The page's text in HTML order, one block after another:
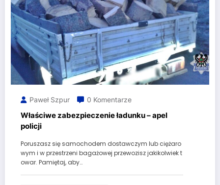
Paweł Szpur 0 Komentarze
Właściwe zabezpieczenie ładunku – apel
policji
Poruszasz się samochodem dostawczym lub ciężaro
wym i w przestrzeni bagażowej przewozisz jakikolwiek t
owar. Pamiętaj, aby…